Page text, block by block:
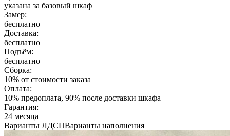
указана за базовый шкаф
Замер:
бесплатно
Доставка:
бесплатно
Подъём:
бесплатно
Сборка:
10% от стоимости заказа
Оплата:
10% предоплата, 90% после доставки шкафа
Гарантия:
24 месяца
Варианты ЛДСПВарианты наполнения